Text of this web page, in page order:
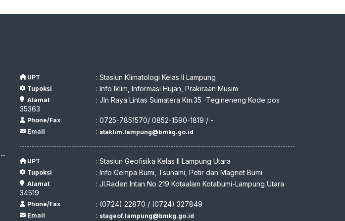
UPT : Stasiun Klimatologi Kelas II Lampung
Tupoksi : Info Iklim, Informasi Hujan, Prakiraan Musim
Alamat
: Jln Raya Lintas Sumatera Km.35 -Tegineneng Kode pos
35363
Phone/Fax : 0725-7851570/ 0852-1590-1819 / -
Email : staklim.lampung@bmkg.go.id
UPT : Stasiun Geofisika Kelas II Lampung Utara
Tupoksi : Info Gempa Bumi, Tsunami, Petir dan Magnet Bumi
Alamat
: Jl.Raden Intan No 219 Kotaalam Kotabumi-Lampung Utara
34519
Phone/Fax : (0724) 22870 / (0724) 327849
Email : stageof.lampung@bmkg.go.id